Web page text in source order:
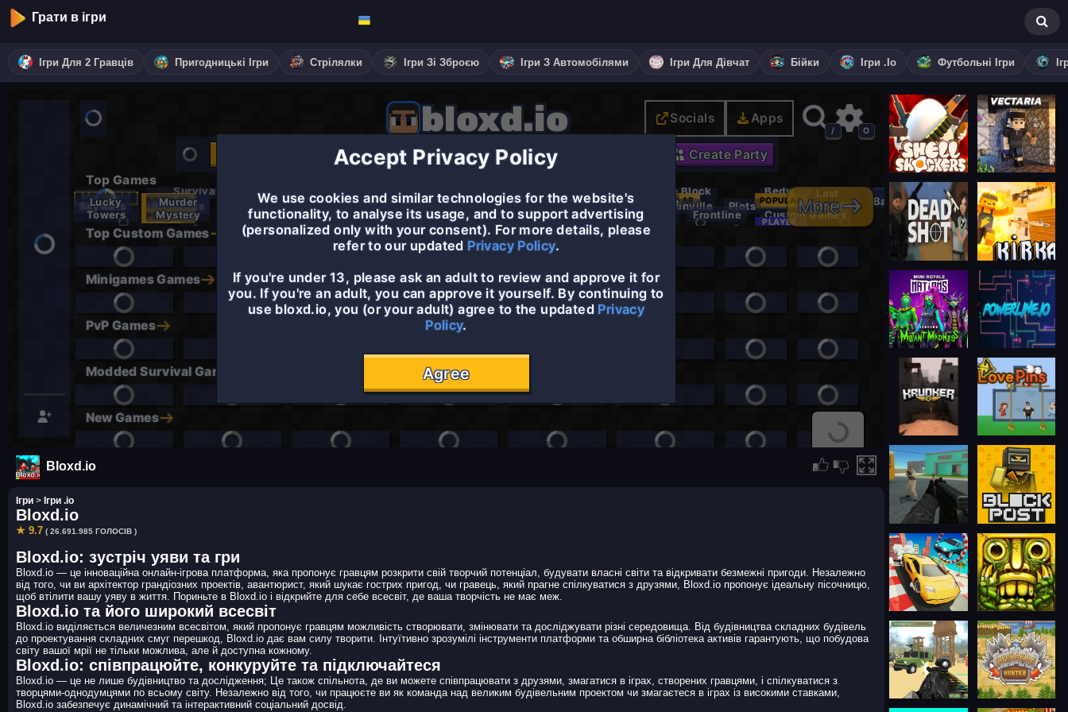
Грати в ігри
Ігри Для 2 Гравців Пригодницькі Ігри Стрілялки Ігри Зі Зброєю Ігри З Автомобілями Ігри Для Дівчат Бійки Ігри .io Футбольні Ігри
Bloxd.io
Ігри > Ігри .io
Bloxd.io
★ 9.7 ( 26.691.985 ГОЛОСІВ )
Bloxd.io: зустріч уяви та гри
Bloxd.io — це інноваційна онлайн-ігрова платформа, яка пропонує гравцям розкрити свій творчий потенціал, будувати власні світи та відкривати безмежні пригоди. Незалежно
від того, чи ви архітектор грандіозних проектів, авантюрист, який шукає гострих пригод, чи гравець, який прагне спілкуватися з друзями, Bloxd.io пропонує ідеальну пісочницю,
щоб втілити вашу уяву в життя. Пориньте в Bloxd.io і відкрийте для себе всесвіт, де ваша творчість не має меж.
Bloxd.io та його широкий всесвіт
Bloxd.io виділяється величезним всесвітом, який пропонує гравцям можливість створювати, змінювати та досліджувати різні середовища. Від будівництва складних будівель
до проектування складних смуг перешкод, Bloxd.io дає вам силу творити. Інтуїтивно зрозумілі інструменти платформи та обширна бібліотека активів гарантують, що побудова
світу вашої мрії не тільки можлива, але й доступна кожному.
Bloxd.io: співпрацюйте, конкуруйте та підключайтеся
Bloxd.io — це не лише будівництво та дослідження; Це також спільнота, де ви можете співпрацювати з друзями, змагатися в іграх, створених гравцями, і спілкуватися з
творцями-однодумцями по всьому світу. Незалежно від того, чи працюєте ви як команда над великим будівельним проектом чи змагаєтеся в іграх із високими ставками,
Bloxd.io забезпечує динамічний та інтерактивний соціальний досвід.